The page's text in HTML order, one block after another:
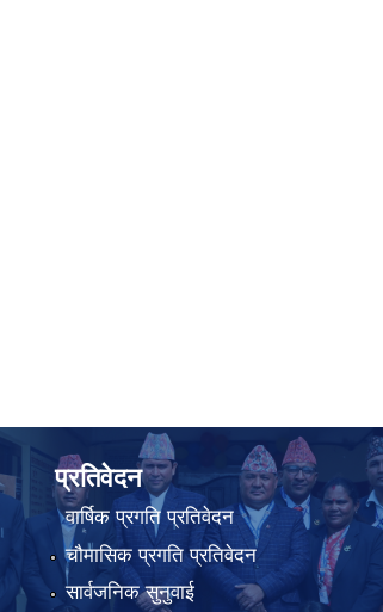
प्रतिवेदन
वार्षिक प्रगति प्रतिवेदन
चौमासिक प्रगति प्रतिवेदन
सार्वजनिक सुनुवाई